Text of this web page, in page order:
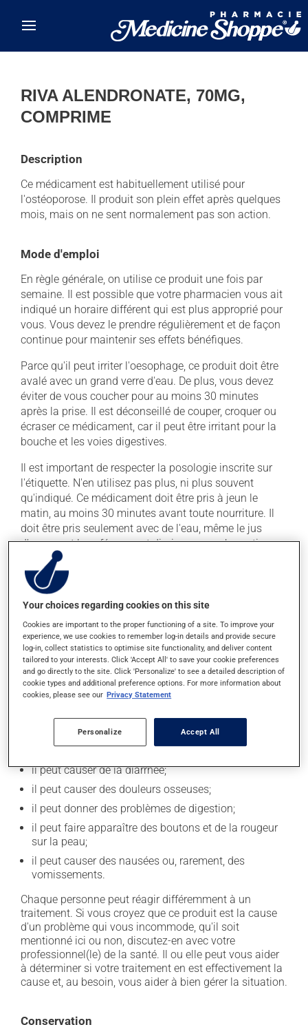
RIVA ALENDRONATE, 70MG,
COMPRIME
Description
Ce médicament est habituellement utilisé pour
l'ostéoporose. Il produit son plein effet après quelques
mois, mais on ne sent normalement pas son action.
Mode d'emploi
En règle générale, on utilise ce produit une fois par
semaine. Il est possible que votre pharmacien vous ait
indiqué un horaire différent qui est plus approprié pour
vous. Vous devez le prendre régulièrement et de façon
continue pour maintenir ses effets bénéfiques.
Parce qu'il peut irriter l'oesophage, ce produit doit être
avalé avec un grand verre d'eau. De plus, vous devez
éviter de vous coucher pour au moins 30 minutes
après la prise. Il est déconseillé de couper, croquer ou
écraser ce médicament, car il peut être irritant pour la
bouche et les voies digestives.
Il est important de respecter la posologie inscrite sur
l'étiquette. N'en utilisez pas plus, ni plus souvent
qu'indiqué. Ce médicament doit être pris à jeun le
matin, au moins 30 minutes avant toute nourriture. Il
doit être pris seulement avec de l'eau, même le jus
d'orange et le café peuvent diminuer son absorption.
Pour assurer son efficacité, ne le prenez pas en même
temps que du lait ou des produits laitiers, un antiacide
ou un supplément de minéraux (calcium, fer,
magnésium ou zinc). Attendez au moins 30 minutes
après la prise du médicament.
Effets indésirables
En plus de ses effets recherchés, ce produit peut à
secondaires), notamment :
il peut causer des maux de tête;
il peut causer de la diarrhée;
il peut causer des douleurs osseuses;
il peut donner des problèmes de digestion;
il peut faire apparaître des boutons et de la rougeur
sur la peau;
il peut causer des nausées ou, rarement, des
vomissements.
Chaque personne peut réagir différemment à un
traitement. Si vous croyez que ce produit est la cause
d'un problème qui vous incommode, qu'il soit
mentionné ici ou non, discutez-en avec votre
professionnel(le) de la santé. Il ou elle peut vous aider
à déterminer si votre traitement en est effectivement la
cause et, au besoin, vous aider à bien gérer la situation.
Conservation
Your choices regarding cookies on this site
Cookies are important to the proper functioning of a site. To improve your
experience, we use cookies to remember log-in details and provide secure
log-in, collect statistics to optimise site functionality, and deliver content
tailored to your interests. Click 'Accept All' to save your cookie preferences
and go directly to the site. Click 'Personalize' to see a detailed description of
cookie types and additional preference options. For more information about
cookies, please see our Privacy Statement
Personalize Accept All